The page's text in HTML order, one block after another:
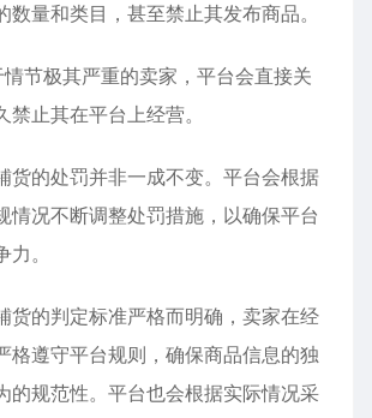
数量和类目，甚至禁止其发布商品。
节极其严重的卖家，平台会直接关
禁止其在平台上经营。
货的处罚并非一成不变。平台会根据
情况不断调整处罚措施，以确保平台
。
货的判定标准严格而明确，卖家在经
格遵守平台规则，确保商品信息的独
的规范性。平台也会根据实际情况采